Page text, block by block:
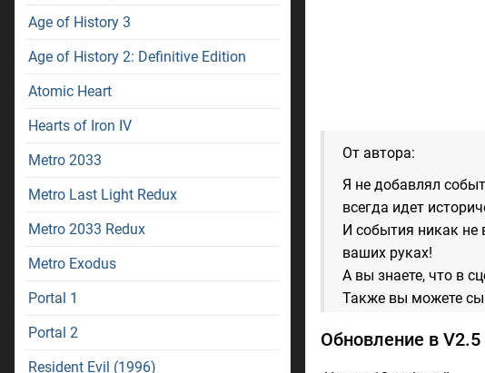
От автора:
Я не добавлял
всегда идет
И события никак не
ваших руках!
А вы знаете, что в
Также вы можете
Обновление в
Age of History 3
Age of History 2: Definitive Edition
Atomic Heart
Hearts of Iron IV
Metro 2033
Metro Last Light Redux
Metro 2033 Redux
Metro Exodus
Portal 1
Portal 2
Resident Evil (1996)